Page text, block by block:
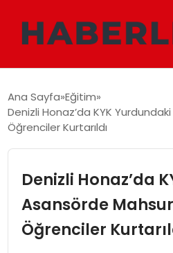
DÜNYA
TEKNOLOJI
Ana Sayfa Eğitim
Denizli Honaz’da KYK
Öğrenciler Kurtarıldı
Denizli Honaz’da
Asansörde
Öğrenciler